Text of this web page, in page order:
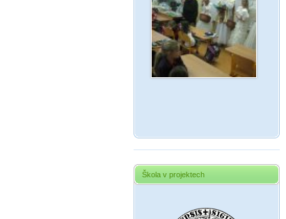
Škola v projektech